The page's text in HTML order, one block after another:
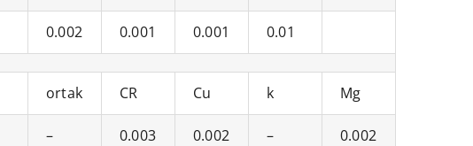
0.002 0.001 0.001 0.01
ortak CR Cu k Mg
– 0.003 0.002 – 0.002